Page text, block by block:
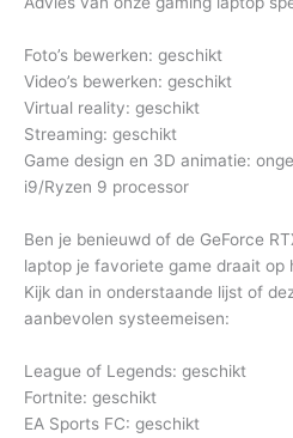
Foto’s bewerken: geschikt
Video’s bewerken: geschikt
Virtual reality: geschikt
Streaming: geschikt
Game design en 3D animatie:
i9/Ryzen 9 processor
Ben je benieuwd of de GeForce
laptop je favoriete game draait op
Kijk dan in onderstaande lijst of
aanbevolen systeemeisen:
League of Legends: geschikt
Fortnite: geschikt
EA Sports FC: geschikt